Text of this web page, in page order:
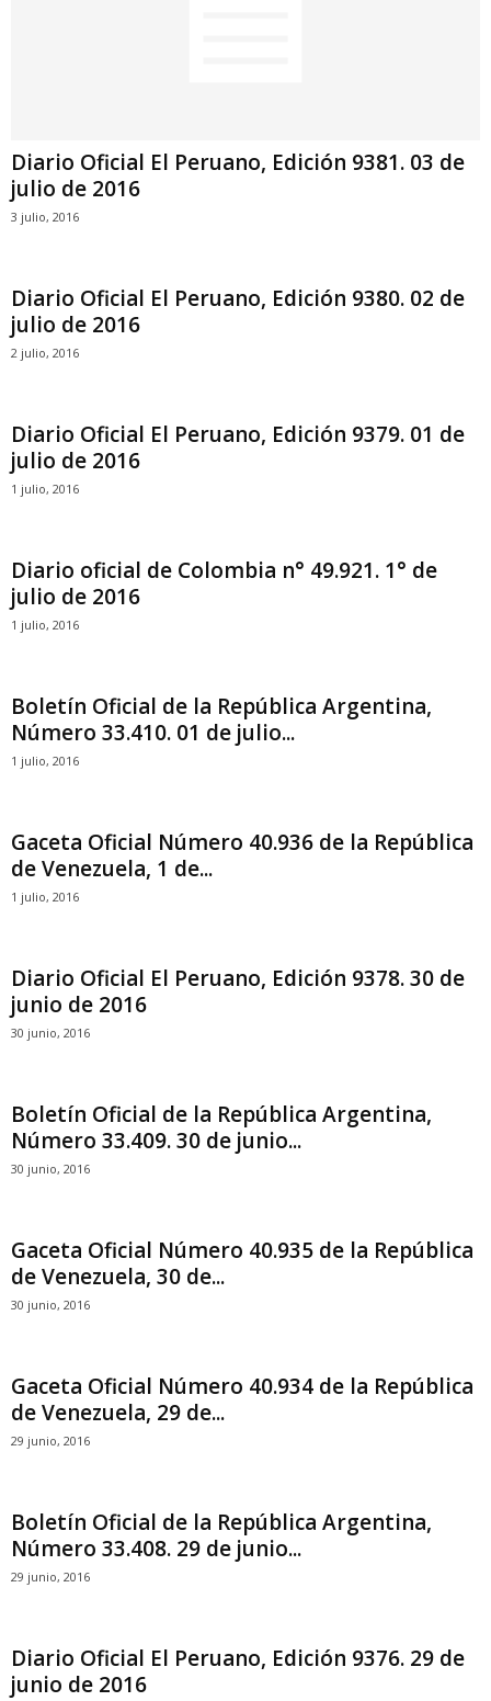
Diario Oficial El Peruano, Edición 9381. 03 de
julio de 2016
3 julio, 2016
Diario Oficial El Peruano, Edición 9380. 02 de
julio de 2016
2 julio, 2016
Diario Oficial El Peruano, Edición 9379. 01 de
julio de 2016
1 julio, 2016
Diario oficial de Colombia n° 49.921. 1° de
julio de 2016
1 julio, 2016
Boletín Oficial de la República Argentina,
Número 33.410. 01 de julio...
1 julio, 2016
Gaceta Oficial Número 40.936 de la República
de Venezuela, 1 de...
1 julio, 2016
Diario Oficial El Peruano, Edición 9378. 30 de
junio de 2016
30 junio, 2016
Boletín Oficial de la República Argentina,
Número 33.409. 30 de junio...
30 junio, 2016
Gaceta Oficial Número 40.935 de la República
de Venezuela, 30 de...
30 junio, 2016
Gaceta Oficial Número 40.934 de la República
de Venezuela, 29 de...
29 junio, 2016
Boletín Oficial de la República Argentina,
Número 33.408. 29 de junio...
29 junio, 2016
Diario Oficial El Peruano, Edición 9376. 29 de
junio de 2016